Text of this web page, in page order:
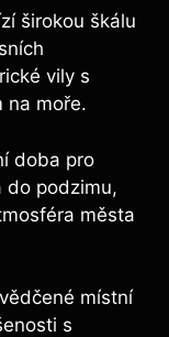
širokou škálu
vily s
na moře.
doba pro
do podzimu,
města
místní
s